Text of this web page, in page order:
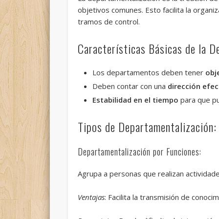
objetivos comunes. Esto facilita la
tramos de control.
Características Básicas de la
Los departamentos deben tener
Deben contar con una dirección
Estabilidad en el tiempo para que
Tipos de Departamentalización:
Departamentalización por Funciones:
Agrupa a personas que realizan
Ventajas: Facilita la transmisión de